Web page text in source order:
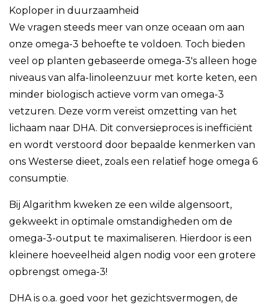
Koploper in duurzaamheid
We vragen steeds meer van onze oceaan om aan
onze omega-3 behoefte te voldoen. Toch bieden
veel op planten gebaseerde omega-3's alleen hoge
niveaus van alfa-linoleenzuur met korte keten, een
minder biologisch actieve vorm van omega-3
vetzuren. Deze vorm vereist omzetting van het
lichaam naar DHA. Dit conversieproces is inefficiënt
en wordt verstoord door bepaalde kenmerken van
ons Westerse dieet, zoals een relatief hoge omega 6
consumptie.
Bij Algarithm kweken ze een wilde algensoort,
gekweekt in optimale omstandigheden om de
omega-3-output te maximaliseren. Hierdoor is een
kleinere hoeveelheid algen nodig voor een grotere
opbrengst omega-3!
DHA is o.a. goed voor het gezichtsvermogen, de